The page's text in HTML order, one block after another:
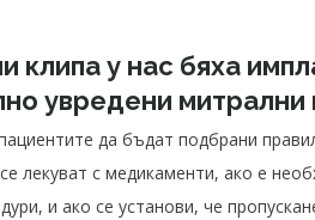
клипа у нас бяха
увредени митрални
да бъдат подбрани
лекуват с медикаменти, ако е
и ако се установи, че